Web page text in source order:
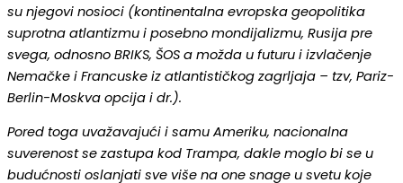
su njegovi nosioci (kontinentalna evropska geopolitika
suprotna atlantizmu i posebno mondijalizmu, Rusija pre
svega, odnosno BRIKS, ŠOS a možda u futuru i izvlačenje
Nemačke i Francuske iz atlantističkog zagrljaja – tzv, Pariz-
Berlin-Moskva opcija i dr.).
Pored toga uvažavajući i samu Ameriku, nacionalna
suverenost se zastupa kod Trampa, dakle moglo bi se u
budućnosti oslanjati sve više na one snage u svetu koje